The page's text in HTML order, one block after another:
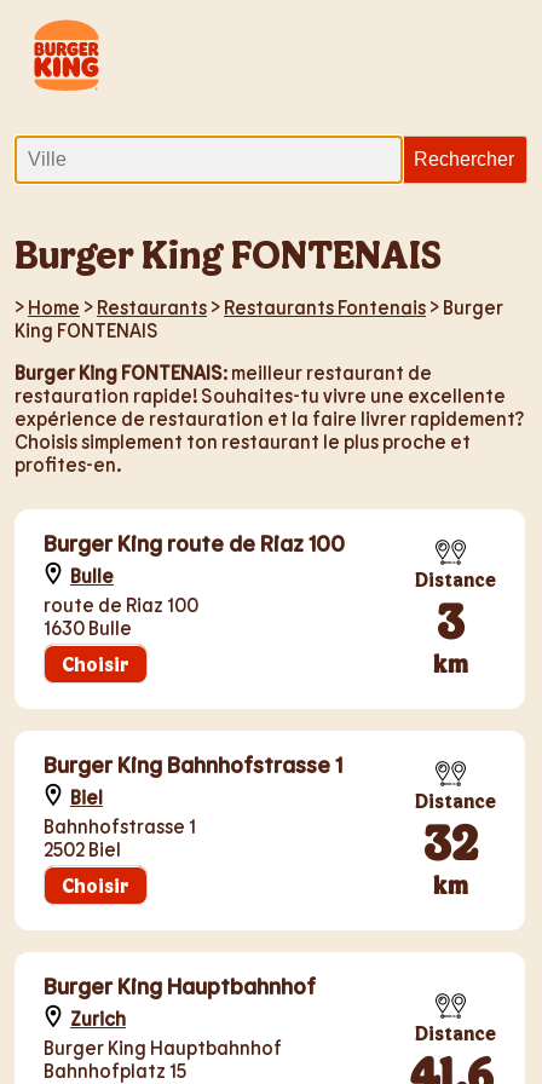
Burger King FONTENAIS
> Home > Restaurants > Restaurants Fontenais > Burger
King FONTENAIS
Burger King FONTENAIS: meilleur restaurant de
restauration rapide! Souhaites-tu vivre une excellente
expérience de restauration et la faire livrer rapidement?
Choisis simplement ton restaurant le plus proche et
profites-en.
Burger King route de Riaz 100
Bulle
route de Riaz 100
1630 Bulle
Choisir
Distance
3
km
Burger King Bahnhofstrasse 1
Biel
Bahnhofstrasse 1
2502 Biel
Choisir
Distance
32
km
Burger King Hauptbahnhof
Zurich
Burger King Hauptbahnhof
Bahnhofplatz 15
Distance